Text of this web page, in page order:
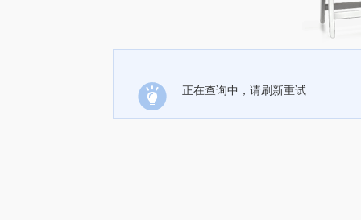
正在查询中，请刷新重试